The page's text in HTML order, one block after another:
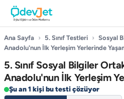
Ana Sayfa › 5. Sınıf Testleri › Sosyal
Anadolu'nun İlk Yerleşim Yerlerinde
5. Sınıf Sosyal Bilgiler
Anadolu'nun İlk Yerleşim
Şu an 1 kişi bu testi çözüyor